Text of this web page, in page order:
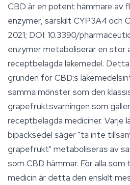
CBD är en potent hämmare av
enzymer, särskilt CYP3A4 och
2021; DOI: 10.3390/
enzymer metaboliserar en stor
receptbelagda läkemedel.
grunden för CBD:s
samma mönster som den
grapefruktsvarningen som
receptbelagda mediciner. Varje
bipacksedel säger "ta inte
grapefrukt" metaboliseras av
som CBD hämmar. För alla
medicin är detta den enskilt